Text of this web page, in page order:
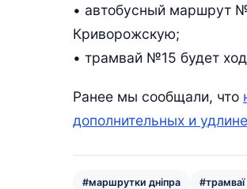
• автобусный маршрут
Криворожскую;
• трамвай №15 будет
Ранее мы сообщали, что
дополнительных и
#маршрутки дніпра #трамваї